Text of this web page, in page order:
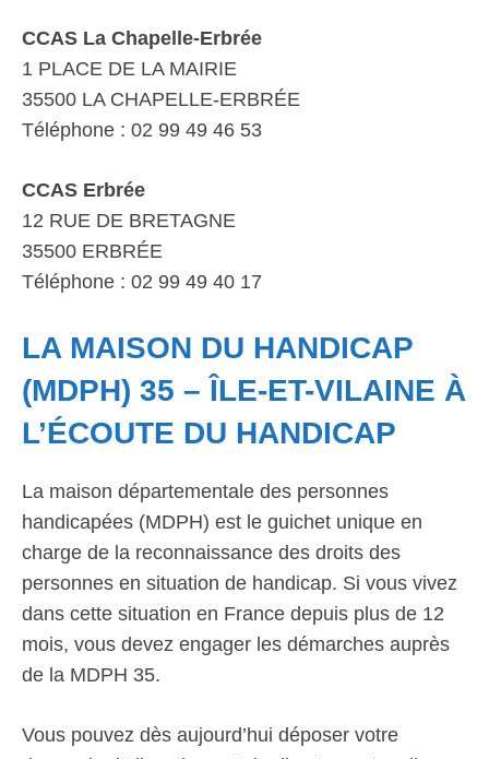
CCAS La Chapelle-Erbrée
1 PLACE DE LA MAIRIE
35500 LA CHAPELLE-ERBRÉE
Téléphone : 02 99 49 46 53
CCAS Erbrée
12 RUE DE BRETAGNE
35500 ERBRÉE
Téléphone : 02 99 49 40 17
LA MAISON DU HANDICAP
(MDPH) 35 – ÎLE-ET-VILAINE À
L’ÉCOUTE DU HANDICAP
La maison départementale des personnes
handicapées (MDPH) est le guichet unique en
charge de la reconnaissance des droits des
personnes en situation de handicap. Si vous vivez
dans cette situation en France depuis plus de 12
mois, vous devez engager les démarches auprès
de la MDPH 35.
Vous pouvez dès aujourd’hui déposer votre